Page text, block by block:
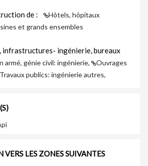
de :
Hôtels, hôpitaux
et grands ensembles
infrastructures- ingénierie, bureaux
armé, génie civil: ingénierie,
Ouvrages
Travaux publics: ingénierie autres,
VERS LES ZONES SUIVANTES